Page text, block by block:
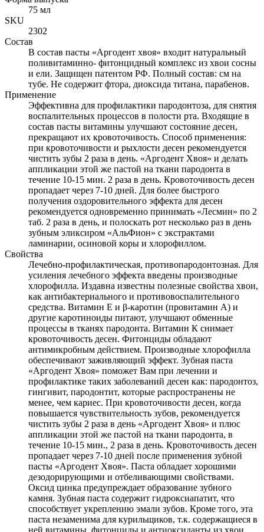
75 мл
SKU
2302
Состав
В состав пасты «Аргодент хвоя» входит натуральный
поливитаминно- фитонцидный комплекс из хвои сосны
и ели. Защищен патентом РФ. Полный состав: см на
тубе. Не содержит фтора, диоксида титана, парабенов.
Применение
Эффективна для профилактики пародонтоза, для снятия
воспалительных процессов в полости рта. Входящие в
состав пасты витамины улучшают состояние десен,
прекращают их кровоточивость. Способ применения:
при кровоточивости и рыхлости десен рекомендуется
чистить зубы 2 раза в день. «Аргодент Хвоя» и делать
аппликации этой же пастой на ткани пародонта в
течение 10-15 мин. 2 раза в день. Кровоточивость десен
пропадает через 7-10 дней. Для более быстрого
получения оздоровительного эффекта для десен
рекомендуется одновременно принимать «Лесмин» по 2
таб. 2 раза в день, и полоскать рот несколько раз в день
зубным эликсиром «АльФион» с экстрактами
ламинарии, осиновой коры и хлорофиллом.
Свойства
Лечебно-профилактическая, противопародонтозная. Для
усиления лечебного эффекта введены производные
хлорофилла. Издавна известны полезные свойства хвои,
как антибактериального и противовоспалительного
средства. Витамин Е и β-каротин (провитамин А) и
другие каротиноиды питают, улучшают обменные
процессы в тканях пародонта. Витамин К снимает
кровоточивость десен. Фитонциды обладают
антимикробным действием. Производные хлорофилла
обеспечивают заживляющий эффект. Зубная паста
«Аргодент Хвоя» поможет Вам при лечении и
профилактике таких заболеваний десен как: пародонтоз,
гингивит, пародонтит, которые распространены не
менее, чем кариес. При кровоточивости десен, когда
повышается чувствительность зубов, рекомендуется
чистить зубы 2 раза в день «Аргодент Хвоя» и плюс
аппликации этой же пастой на ткани пародонта, в
течение 10-15 мин., 2 раза в день. Кровоточивость десен
пропадает через 7-10 дней после применения зубной
пасты «Аргодент Хвоя». Паста обладает хорошими
дезодорирующими и отбеливающими свойствами.
Оксид цинка предупреждает образование зубного
камня. Зубная паста содержит гидроксиапатит, что
способствует укреплению эмали зубов. Кроме того, эта
паста незаменима для курильщиков, т.к. содержащиеся в
ней витамины, фитонциды и антиоксиданты из хвои